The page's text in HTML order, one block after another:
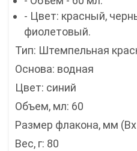
- Цвет: красный,
фиолетовый.
Тип: Штемпельная
Основа: водная
Цвет: синий
Объем, мл: 60
Размер флакона, мм
Вес, г: 80